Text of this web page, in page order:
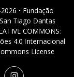
• Fundação
Tiago Dantas
COMMONS:
4.0 Internacional
License